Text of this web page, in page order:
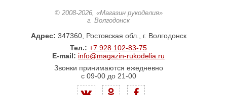
© 2008-2026, «Магазин рукоделия»
г. Волгодонск
Адрес: 347360, Ростовская обл., г. Волгодонск
Тел.: +7 928 102-83-75
E-mail: info@magazin-rukodelia.ru
Звонки принимаются ежедневно
с 09-00 до 21-00